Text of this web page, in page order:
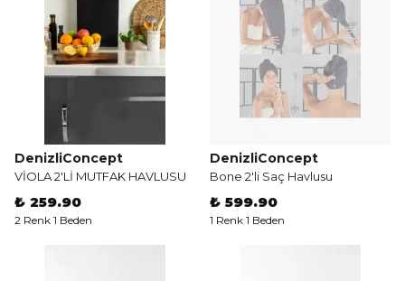
DenizliConcept
VİOLA 2'Lİ MUTFAK HAVLUSU
₺ 259.90
2 Renk 1 Beden
DenizliConcept
Bone 2'li Saç Havlusu
₺ 599.90
1 Renk 1 Beden